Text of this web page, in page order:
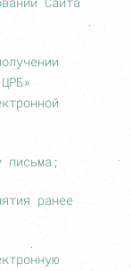
письма;
ранее